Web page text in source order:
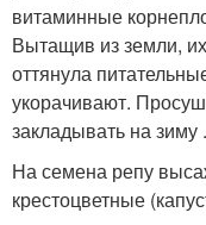
витаминные
Вытащив из земли,
оттянула
укорачивают.
закладывать на зиму .
На семена репу
крестоцветные